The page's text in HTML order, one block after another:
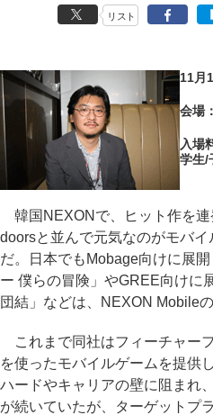
リスト
11月
会場
入場
学生/
韓国NEXONで、ヒット作を連
doorsと並んで元気なのがモバ
だ。日本でもMobage向けに展
ー 僕らの冒険」やGREE向けに
団結」などは、NEXON Mobile
これまで同社はフィーチャー
を使ったモバイルゲームを提供
ハードやキャリアの壁に阻まれ
が続いていたが、ターゲットプ